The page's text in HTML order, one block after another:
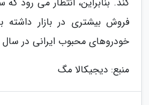
فروش بیشتری در بازار داشته
خودروهای محبوب ایرانی در سال 1404 تبدیل گردد.
منبع: دیجیکالا مگ